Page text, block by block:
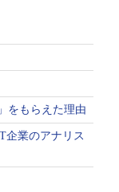
をもらえた理由
業のアナリス